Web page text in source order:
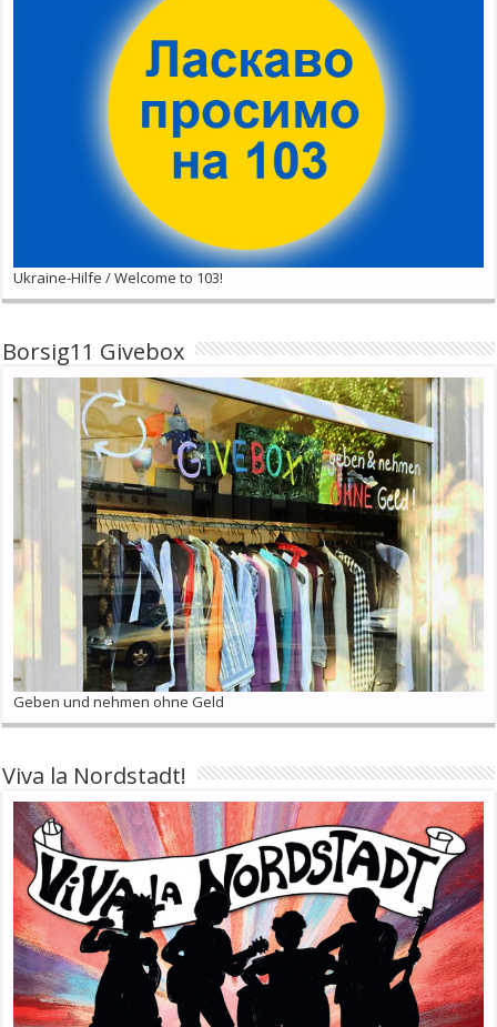
Ukraine-Hilfe / Welcome to 103!
Borsig11 Givebox
Geben und nehmen ohne Geld
Viva la Nordstadt!